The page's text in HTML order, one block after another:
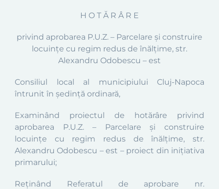
H O T Ă R Â R E
privind aprobarea P.U.Z. – Parcelare și construire
locuințe cu regim redus de înălțime, str.
Alexandru Odobescu – est
Consiliul local al municipiului Cluj-Napoca
întrunit în şedinţă ordinară,
Examinând proiectul de hotărâre privind
aprobarea
P.U.Z.– Parcelare și construire
locuințe cu regim redus de înălțime, str.
Alexandru Odobescu –est – proiect din iniţiativa
primarului;
Reținând Referatul de aprobare nr.